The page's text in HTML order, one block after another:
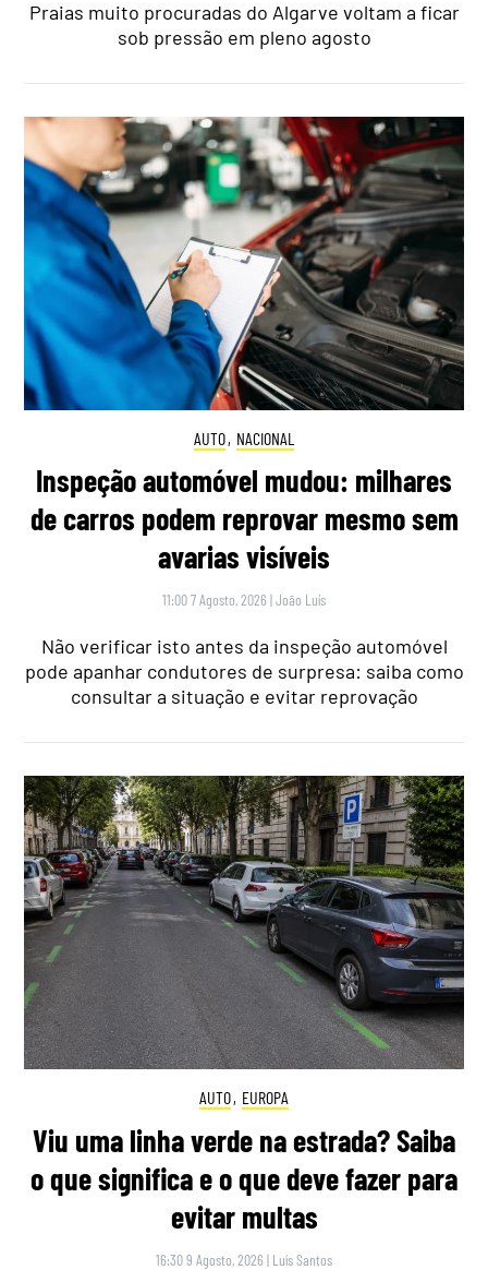
Praias muito procuradas do Algarve voltam a ficar
sob pressão em pleno agosto
AUTO, NACIONAL
Inspeção automóvel mudou: milhares
de carros podem reprovar mesmo sem
avarias visíveis
11:00 7 Agosto, 2026 |João Luís
Não verificar isto antes da inspeção automóvel
pode apanhar condutores de surpresa: saiba como
consultar a situação e evitar reprovação
AUTO, EUROPA
Viu uma linha verde na estrada? Saiba
o que significa e o que deve fazer para
evitar multas
16:30 9 Agosto, 2026 | Luís Santos